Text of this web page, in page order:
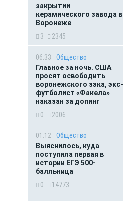
закрытии
керамического завода в
Воронеже
3
2345
06:33
Общество
Главное за ночь. CША
просят освободить
воронежского зэка, экс-
футболист «Факела»
наказан за допинг
0
2006
01:12
Общество
Выяснилось, куда
поступила первая в
истории ЕГЭ 500-
балльница
0
14773